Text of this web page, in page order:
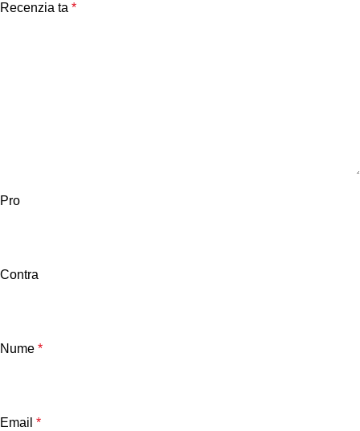
Recenzia ta *
Pro
Contra
Nume *
Email *